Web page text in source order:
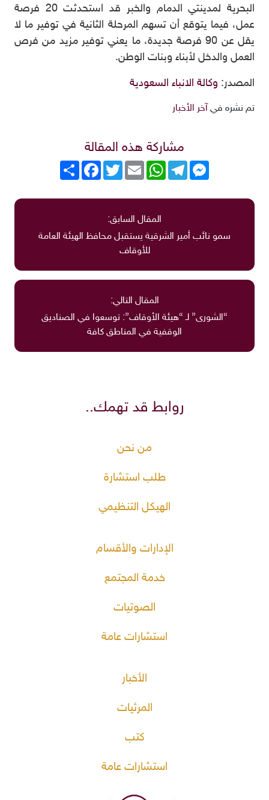
البحرية لمدينتي الدمام والخبر قد استحدثت 20 فرصة
عمل، فيما يتوقع أن تسهم المرحلة الثانية في توفير ما لا
يقل عن 90 فرصة جديدة، ما يعني توفير مزيد من فرص
العمل والدخل لأبناء وبنات الوطن.
المصدر: وكالة الانباء السعودية
تم نشره في آخر الأخبار
مشاركة هذه المقالة
انشر
FacebookTwitterEmail
WhatsAppTelegram
Messenger
المقال السابق:
سمو نائب أمير الشرقية يستقبل محافظ الهيئة العامة
للأوقاف
المقال التالي:
“الشورى” لـ “هيئة الأوقاف”: توسعوا في الصناديق
الوقفية في المناطق كافة
روابط قد تهمك..
من نحن
طلب استشارة
الهيكل التنظيمي
الإدارات والأقسام
خدمة المجتمع
الصوتيات
استشارات عامة
الأخبار
المرئيات
كتب
استشارات عامة